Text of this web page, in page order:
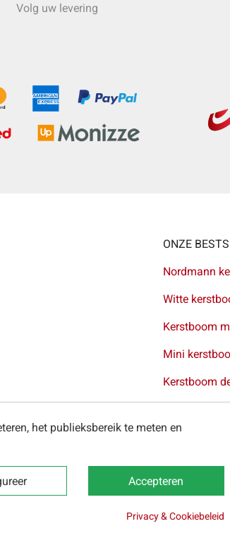
Volg uw levering
ONZE
Nordmann
Witte
Kerstboom
Mini
Kerstboom
Onze webpartners
het publieksbereik te meten en
Accepteren
Privacy & Cookiebeleid